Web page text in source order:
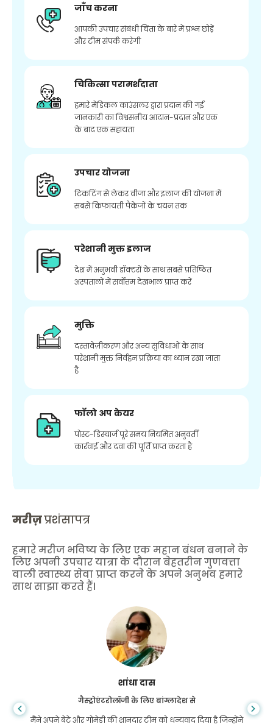
जाँच करना
आपकी उपचार संबंधी चिंता के बारे में प्रश्न छोड़ें
और टीम संपर्क करेगी
चिकित्सा परामर्शदाता
हमारे मेडिकल काउंसलर द्वारा प्रदान की गई
जानकारी का विश्वसनीय आदान-प्रदान और एक
के बाद एक सहायता
उपचार योजना
टिकटिंग से लेकर वीजा और इलाज की योजना में
सबसे किफायती पैकेजों के चयन तक
परेशानी मुक्त इलाज
देश में अनुभवी डॉक्टरों के साथ सबसे प्रतिष्ठित
अस्पतालों में सर्वोत्तम देखभाल प्राप्त करें
मुक्ति
दस्तावेज़ीकरण और अन्य सुविधाओं के साथ
परेशानी मुक्त निर्वहन प्रक्रिया का ध्यान रखा जाता
है
फॉलो अप केयर
पोस्ट-डिस्चार्ज पूरे समय नियमित अनुवर्ती
कार्रवाई और दवा की पूर्ति प्राप्त करता है
मरीज़प्रशंसापत्र
हमारे मरीज भविष्य के लिए एक महान बंधन बनाने के
लिए अपनी उपचार यात्रा के दौरान बेहतरीन गुणवत्ता
वाली स्वास्थ्य सेवा प्राप्त करने के अपने अनुभव हमारे
साथ साझा करते हैं।
शांधा दास
गैस्ट्रोएंटरोलॉजी के लिए बांग्लादेश से
मैंने अपने बेटे और गोमेडी की शानदार टीम को धन्यवाद दिया है जिन्होंने